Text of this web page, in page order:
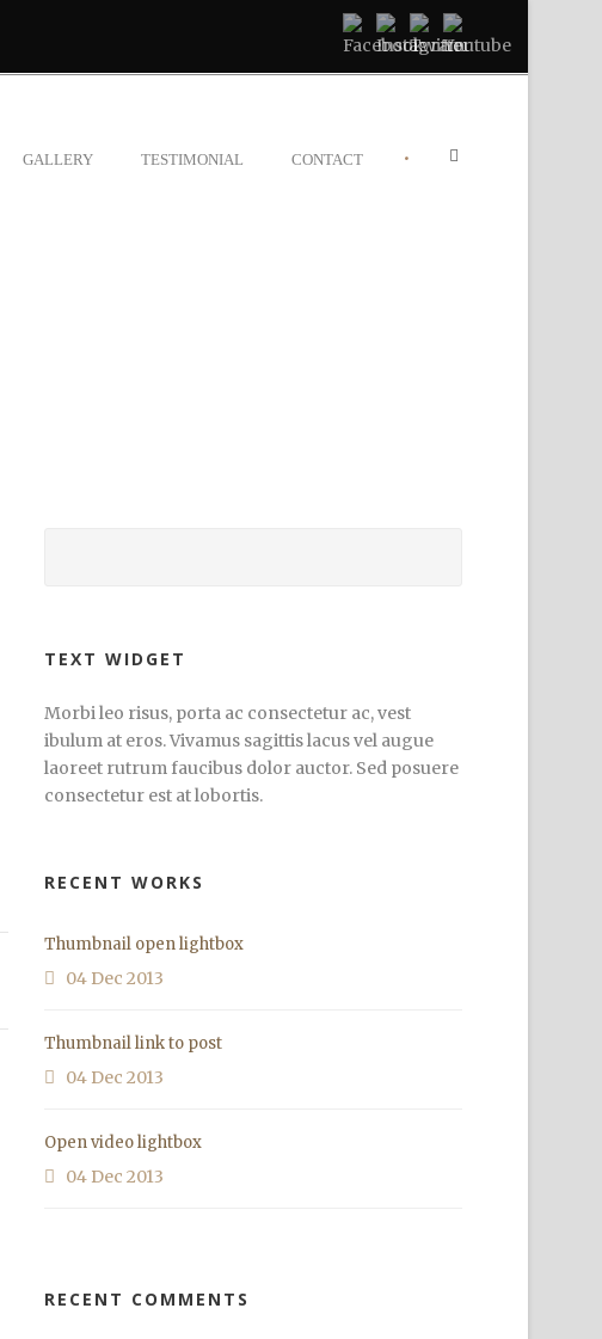
GALLERY TESTIMONIAL CONTACT •
TEXT WIDGET
Morbi leo risus, porta ac consectetur ac, vest
ibulum at eros. Vivamus sagittis lacus vel augue
laoreet rutrum faucibus dolor auctor. Sed posuere
consectetur est at lobortis.
RECENT WORKS
Thumbnail open lightbox
04 Dec 2013
Thumbnail link to post
04 Dec 2013
Open video lightbox
04 Dec 2013
RECENT COMMENTS